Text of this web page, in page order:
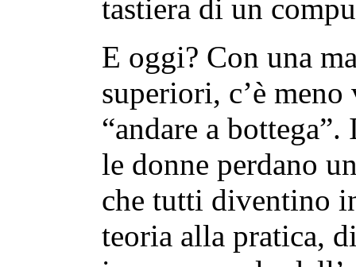
tastiera di un
E oggi? Con una
superiori, c’è
“andare a
le donne perdano
che tutti diventino
teoria alla pratica,